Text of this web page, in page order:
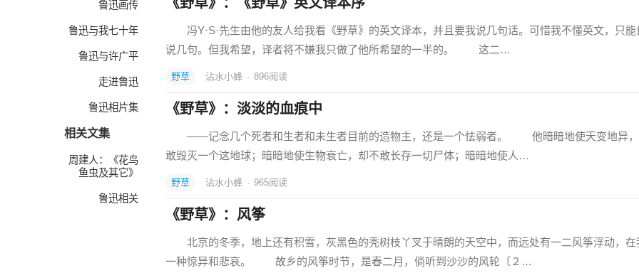
鲁迅画传
鲁迅与我七十年
鲁迅与许广平
走进鲁迅
鲁迅相片集
相关文集
周建人：《花鸟
鱼虫及其它》
鲁迅相关
冯Y·S·先生由他的友人给我看《野草》的英文译本，并且要我说几句话。可惜我不懂英文，只能
说几句。但我希望，译者将不嫌我只做了他所希望的一半的。 这二…
野草 沾水小蜂 · 896阅读
《野草》：淡淡的血痕中
——记念几个死者和生者和未生者目前的造物主，还是一个怯弱者。 他暗暗地使天变地异，
敢毁灭一个这地球；暗暗地使生物衰亡，却不敢长存一切尸体；暗暗地使人…
野草 沾水小蜂 · 965阅读
《野草》：风筝
北京的冬季，地上还有积雪，灰黑色的秃树枝丫叉于晴朗的天空中，而远处有一二风筝浮动，在
一种惊异和悲哀。 故乡的风筝时节，是春二月，倘听到沙沙的风轮〔２…